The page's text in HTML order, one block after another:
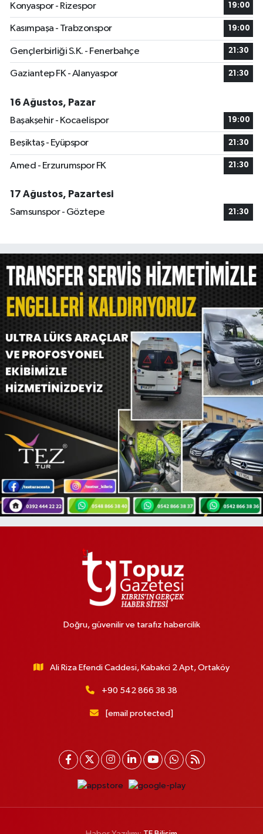
Konyaspor - Rizespor
19:00
Kasımpaşa - Trabzonspor 19:00
Gençlerbirliği S.K. - Fenerbahçe 21:30
Gaziantep FK - Alanyaspor 21:30
16 Ağustos, Pazar
Başakşehir - Kocaelispor
19:00
Beşiktaş - Eyüpspor 21:30
Amed - Erzurumspor FK 21:30
17 Ağustos, Pazartesi
Samsunspor - Göztepe
21:30
Doğru, güvenilir ve tarafız habercilik
Ali Riza Efendi Caddesi, Kabakci 2 Apt, Ortaköy
+90 542 866 38 38
[email protected]